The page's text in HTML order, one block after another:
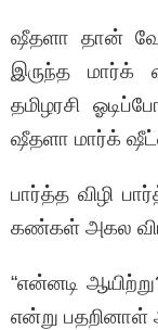
ஷீதளா தான்
இருந்த மார்க்
தமிழரசி
ஷீதளா மார்க்
பார்த்த விழி
கண்கள் அகல
“என்னடி
என்று பதறினாள்